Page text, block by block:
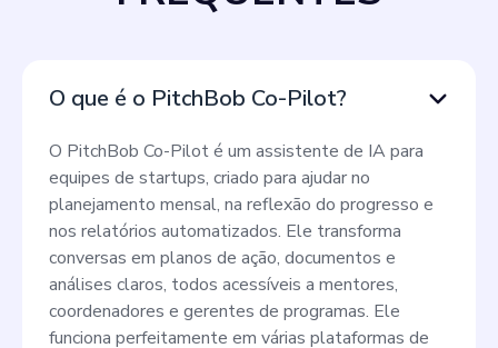
O que é o PitchBob Co-Pilot?
O PitchBob Co-Pilot é um assistente de IA para
equipes de startups, criado para ajudar no
planejamento mensal, na reflexão do progresso e
nos relatórios automatizados. Ele transforma
conversas em planos de ação, documentos e
análises claros, todos acessíveis a mentores,
coordenadores e gerentes de programas. Ele
funciona perfeitamente em várias plataformas de